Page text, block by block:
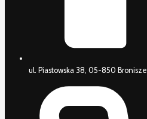
ul. Piastowska 38, 05-850 Bronisze